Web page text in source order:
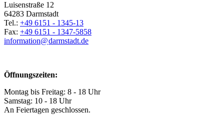
Luisenstraße 12
64283 Darmstadt
Tel.: +49 6151 - 1345-13
Fax: +49 6151 - 1347-5858
information@darmstadt.de
Öffnungszeiten:
Montag bis Freitag: 8 - 18 Uhr
Samstag: 10 - 18 Uhr
An Feiertagen geschlossen.